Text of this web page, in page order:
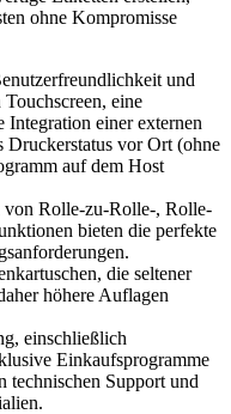
ohne Kompromisse
und
eine
einer externen
Druckerstatus vor Ort (ohne
auf dem Host
Rolle-zu-Rolle-, Rolle-
bieten die perfekte
die seltener
höhere Auflagen
einschließlich
Einkaufsprogramme
technischen Support und